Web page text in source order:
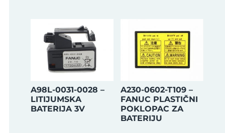
A98L-0031-0028 –
LITIJUMSKA
BATERIJA 3V
A230-0602-T109 –
FANUC PLASTIČNI
POKLOPAC ZA
BATERIJU